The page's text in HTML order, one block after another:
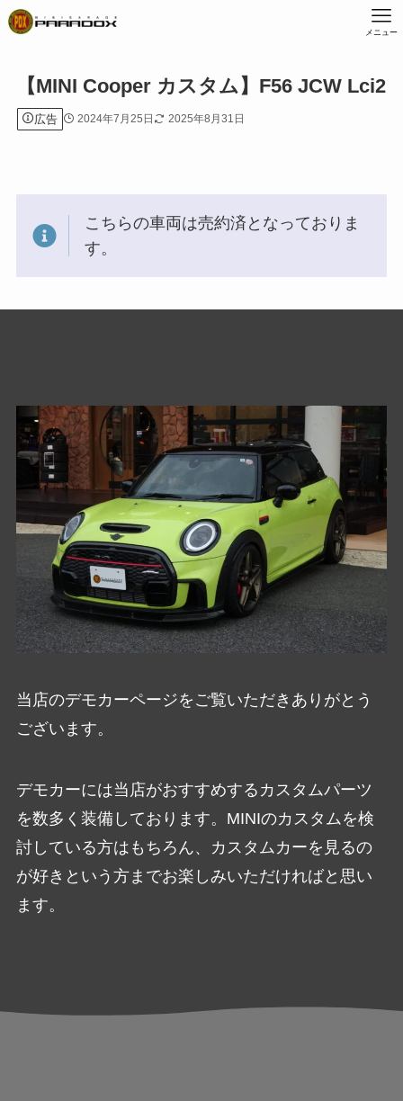
メニュー
【MINI Cooper カスタム】F56 JCW Lci2
広告 2024年7月25日 2025年8月31日
こちらの車両は売約済となっておりま
す。
当店のデモカーページをご覧いただきありがとう
ございます。
デモカーには当店がおすすめするカスタムパーツ
を数多く装備しております。MINIのカスタムを検
討している方はもちろん、カスタムカーを見るの
が好きという方までお楽しみいただければと思い
ます。